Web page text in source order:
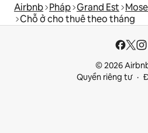
Airbnb Pháp Grand Est
Chỗ ở cho thuê theo tháng
© 2026
Quyền riêng tư